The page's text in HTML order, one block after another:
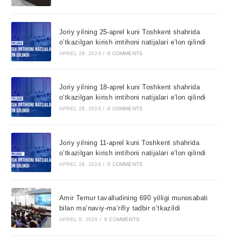
Joriy yilning 25-aprel kuni Toshkent shahrida
o’tkazilgan kirish imtihoni natijalari e’lon qilindi
APREL 28, 2026 / 0 COMMENTS
Joriy yilning 18-aprel kuni Toshkent shahrida
o’tkazilgan kirish imtihoni natijalari e’lon qilindi
APREL 28, 2026 / 0 COMMENTS
Joriy yilning 11-aprel kuni Toshkent shahrida
o’tkazilgan kirish imtihoni natijalari e’lon qilindi
APREL 28, 2026 / 0 COMMENTS
Amir Temur tavalludining 690 yilligi munosabati
bilan ma’naviy-ma’rifiy tadbir o‘tkazildi
APREL 9, 2026 / 0 COMMENTS